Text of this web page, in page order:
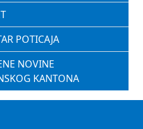
POTICAJA
NOVINE
KANTONA